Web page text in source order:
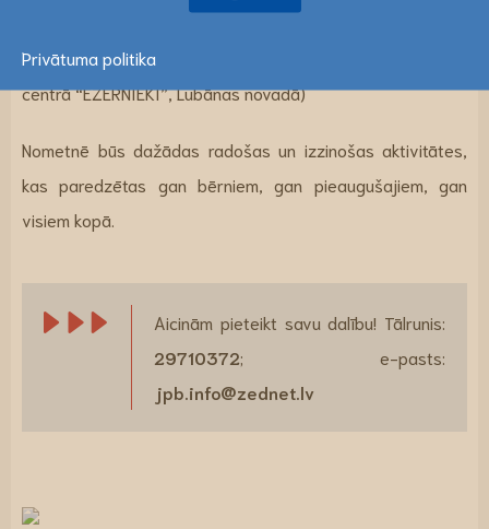
Nometne notiks:16., 17., 18. jūnijā
centrā “EZERNIEKI”, Lubānas novadā)
Nometnē būs dažādas radošas un izzinošas aktivitātes,
kas paredzētas gan bērniem, gan pieaugušajiem, gan
visiem kopā.
Aicinām pieteikt savu dalību! Tālrunis:
29710372; e-pasts:
jpb.info@zednet.lv
Privātuma politika